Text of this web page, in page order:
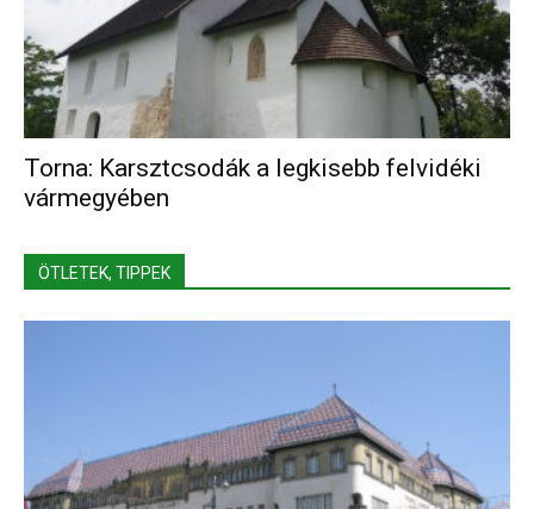
Torna: Karsztcsodák a legkisebb felvidéki
vármegyében
ÖTLETEK, TIPPEK